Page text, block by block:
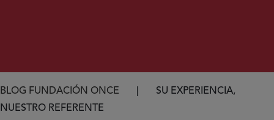
Ruta de navegación
BLOG FUNDACIÓN ONCE
SU EXPERIENCIA,
NUESTRO REFERENTE